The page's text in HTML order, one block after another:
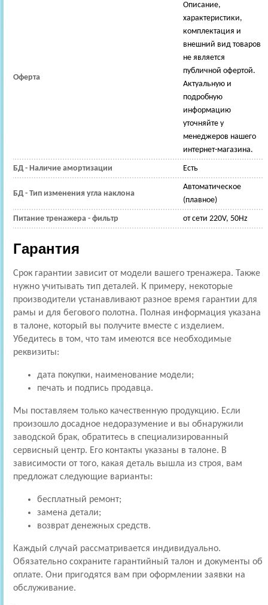
Оферта
Описание,
характеристики,
комплектация и
внешний вид товаров
не является
публичной офертой.
Актуальную и
подробную
информацию
уточняйте у
менеджеров нашего
интернет-магазина.
БД - Наличие амортизации Есть
БД - Тип изменения угла наклона
Автоматическое
(плавное)
Питание тренажера - фильтр от сети 220V, 50Hz
Гарантия
Срок гарантии зависит от модели вашего тренажера. Также
нужно учитывать тип деталей. К примеру, некоторые
производители устанавливают разное время гарантии для
рамы и для бегового полотна. Полная информация указана
в талоне, который вы получите вместе с изделием.
Убедитесь в том, что там имеются все необходимые
реквизиты:
дата покупки, наименование модели;
печать и подпись продавца.
Мы поставляем только качественную продукцию. Если
произошло досадное недоразумение и вы обнаружили
заводской брак, обратитесь в специализированный
сервисный центр. Его контакты указаны в талоне. В
зависимости от того, какая деталь вышла из строя, вам
предложат следующие варианты:
бесплатный ремонт;
замена детали;
возврат денежных средств.
Каждый случай рассматривается индивидуально.
Обязательно сохраните гарантийный талон и документы об
оплате. Они пригодятся вам при оформлении заявки на
обслуживание.